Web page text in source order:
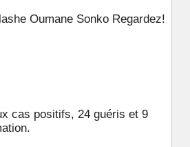
Oumane Sonko Regardez!
cas positifs, 24 guéris et 9